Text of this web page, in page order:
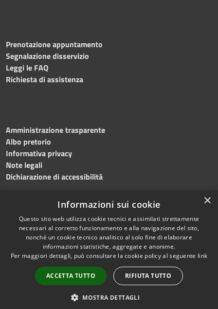
Prenotazione appuntamento
Segnalazione disservizio
Leggi le FAQ
Richiesta di assistenza
Amministrazione trasparente
Albo pretorio
Informativa privacy
Note legali
Dichiarazione di accessibilità
RSS
Accessibilità
Cookie
Mappa del sito
Numeri utili
Copyright © 2024 •
Comune diGrottaminarda
• Powered byMunicipium
•Redazione
×
Informazioni sui cookie
Questo sito web utilizza cookie tecnici e assimilati strettamente
necessari al corretto funzionamento e alla navigazione del sito,
nonché un cookie tecnico analitico al solo fine di elaborare
informazioni statistiche, aggregate e anonime.
Per maggiori dettagli, può consultare la cookie policy al seguente link
ACCETTA TUTTO RIFIUTA TUTTO
MOSTRA DETTAGLI